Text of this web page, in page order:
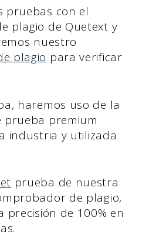
pruebas con el
plagio de Quetext y
nuestro
plagio para verificar
haremos uso de la
prueba premium
industria y utilizada
prueba de nuestra
de plagio,
precisión de 100% en